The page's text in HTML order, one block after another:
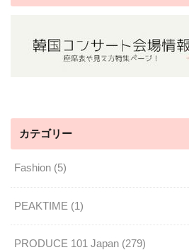
カテゴリー
Fashion (5)
PEAKTIME (1)
PRODUCE 101 Japan (279)